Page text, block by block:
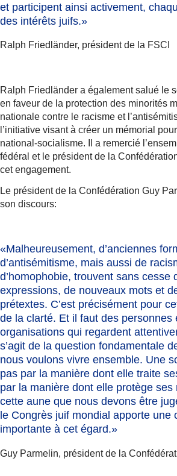
et participent ainsi activement,
des intérêts juifs.»
Ralph Friedländer, président de la FSCI
Ralph Friedländer a également salué le
en faveur de la protection des minorités
nationale contre le racisme et
l’initiative visant à créer un mémorial
national-socialisme. Il a remercié
fédéral et le président de la
cet engagement.
Le président de la Confédération Guy
son discours:
«Malheureusement, d’anciennes
d’antisémitisme, mais aussi de
d’homophobie, trouvent sans cesse
expressions, de nouveaux mots et
prétextes. C’est précisément pour
de la clarté. Et il faut des personnes
organisations qui regardent
s’agit de la question fondamentale
nous voulons vivre ensemble. Une
pas par la manière dont elle traite
par la manière dont elle protège ses
cette aune que nous devons être
le Congrès juif mondial apporte une
importante à cet égard.»
Guy Parmelin, président de la